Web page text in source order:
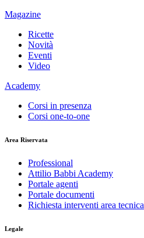
Magazine
Ricette
Novità
Eventi
Video
Academy
Corsi in presenza
Corsi one-to-one
Area Riservata
Professional
Attilio Babbi Academy
Portale agenti
Portale documenti
Richiesta interventi area tecnica
Legale